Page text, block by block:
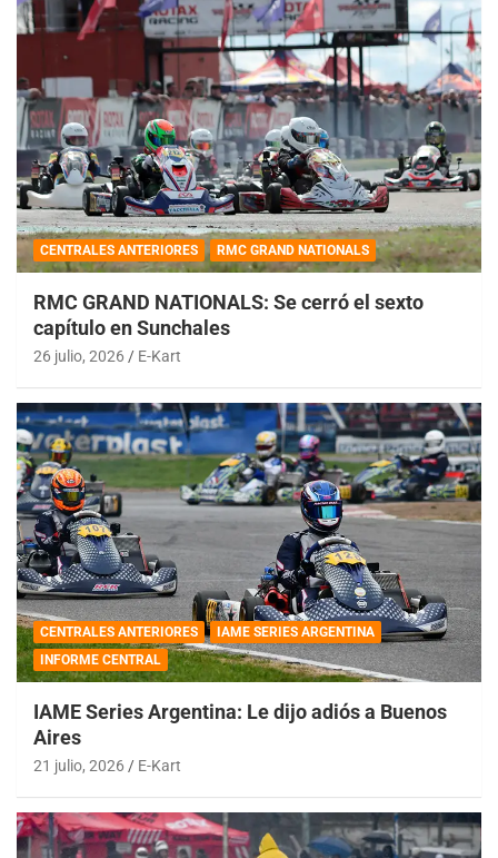
CENTRALES ANTERIORES RMC GRAND NATIONALS
RMC GRAND NATIONALS: Se cerró el sexto
capítulo en Sunchales
26 julio, 2026 E-Kart
CENTRALES ANTERIORES
IAME SERIES ARGENTINA
INFORME CENTRAL
IAME Series Argentina: Le dijo adiós a Buenos
Aires
21 julio, 2026 E-Kart